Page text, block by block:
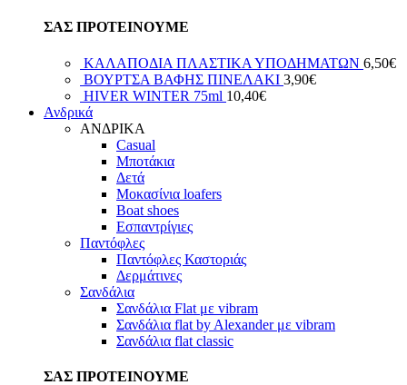
ΣΑΣ ΠΡΟΤΕΙΝΟΥΜΕ
ΚΑΛΑΠΟΔΙΑ ΠΛΑΣΤΙΚΑ ΥΠΟΔΗΜΑΤΩΝ 6,50€
ΒΟΥΡΤΣΑ ΒΑΦΗΣ ΠΙΝΕΛΑΚΙ 3,90€
HIVER WINTER 75ml 10,40€
Ανδρικά
ΑΝΔΡΙΚΑ
Casual
Μποτάκια
Δετά
Μοκασίνια loafers
Boat shoes
Εσπαντρίγιες
Παντόφλες
Παντόφλες Καστοριάς
Δερμάτινες
Σανδάλια
Σανδάλια Flat με vibram
Σανδάλια flat by Alexander με vibram
Σανδάλια flat classic
ΣΑΣ ΠΡΟΤΕΙΝΟΥΜΕ